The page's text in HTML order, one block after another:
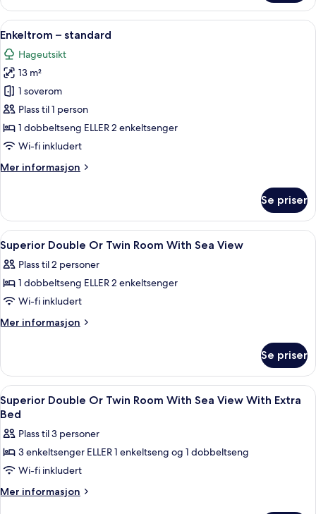
–
standard
Åpne
alle
bildene
av
Enkeltrom
–
standard
Minibar, safe på rommet, lydisolert
2
Enkeltrom – standard
Hageutsikt
13 m²
1 soverom
Plass til 1 person
1 dobbeltseng ELLER 2 enkeltsenger
Wi-fi inkludert
Mer informasjon
Mer
–
standard
Se priser
Åpne
alle
bildene
av
Superior
Double
Room
With
Sea
View
Minibar, safe på rommet, lydisolert
2
Superior Double Or Twin Room With Sea View
Plass til 2 personer
1 dobbeltseng ELLER 2 enkeltsenger
Wi-fi inkludert
Mer informasjon
Mer
Double
Or
Twin
Room
Sea
View
Se priser
Åpne
alle
bildene
av
Superior
Double
Or
Minibar, safe på rommet, lydisolert
5
Superior Double Or Twin Room With Sea View With Extra
Bed
Plass til 3 personer
3 enkeltsenger ELLER 1 enkeltseng og 1 dobbeltseng
Wi-fi inkludert
Mer informasjon
Mer